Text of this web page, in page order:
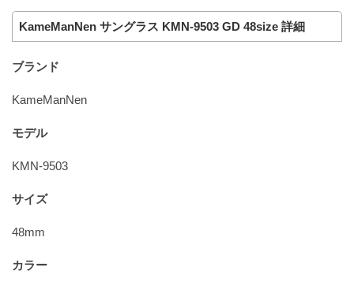
KameManNen サングラス KMN-9503 GD 48size 詳細
ブランド
KameManNen
モデル
KMN-9503
サイズ
48mm
カラー